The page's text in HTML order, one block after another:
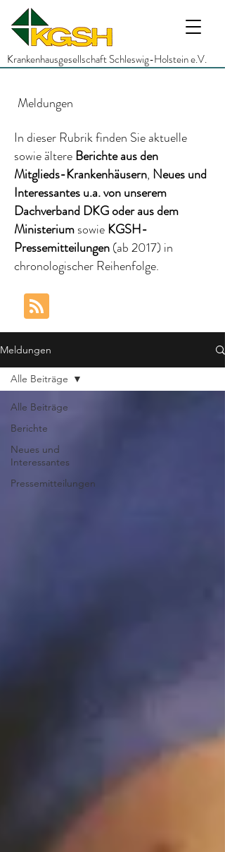
Krankenhausgesellschaft Schleswig-Holstein e.V.
Meldungen
In dieser Rubrik finden Sie aktuelle
sowie ältereBerichteaus den
Mitglieds-Krankenhäusern, Neues und
Interessantesu.a.von unserem
Dachverband DKGoder aus dem
MinisteriumsowieKGSH-
Pressemitteilungen(ab 2017) in
chronologischer Reihenfolge.
Meldungen
Alle Beiträge
Berichte
Neues und
Interessantes
Pressemitteilungen
Alle Beiträge